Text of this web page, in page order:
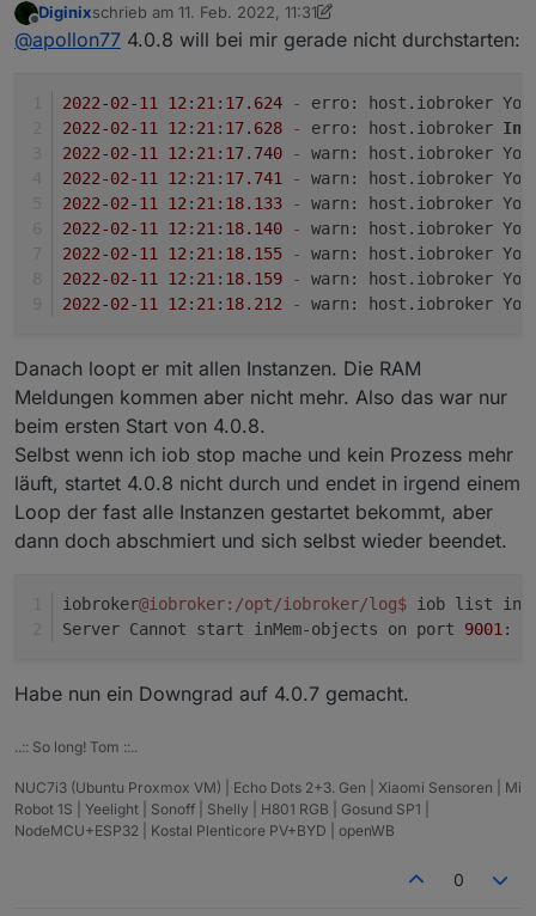
Adapter/Instanzen welche bei der
kleine Optimierung. Nicht das man wenn man
nicht darauf achtet nachher mehrere BackitUp
Instanzen hat die Zeitgleich Backups machen
oder so.
du also sehen. Nur vom "da liegenden Code"
passiert nix. Aber ja. Müsste man mal überlegen wie
man das erkennen könnte
Offline
Diginixschrieb am 11. Feb. 2022, 11:31
zuletzt editiert von Diginix 2. Nov. 2022, 12:35
@apollon77 4.0.8 will bei mir gerade nicht durchstarten:
2022-02-11 12 : 21 : 17.624 -
erro: host.iobroker
2022-02-11 12 : 21 : 17.628 - erro: host.iobroker In
2022-02-11 12 : 21 : 17.740 -
warn: host.iobroker
2022-02-11 12 : 21 : 17.741 -
warn: host.iobroker
2022-02-11 12 : 21 : 18.133 -
warn: host.iobroker
2022-02-11 12 : 21 : 18.140 -
warn: host.iobroker
2022-02-11 12 : 21 : 18.155 -
warn: host.iobroker
2022-02-11 12 : 21 : 18.159 -
warn: host.iobroker
2022-02-11 12 : 21 : 18.212 - warn: host.iobroker
Danach loopt er mit allen Instanzen. Die RAM
Meldungen kommen aber nicht mehr. Also das war nur
beim ersten Start von 4.0.8.
Selbst wenn ich iob stop mache und kein Prozess mehr
läuft, startet 4.0.8 nicht durch und endet in irgend einem
Loop der fast alle Instanzen gestartet bekommt, aber
dann doch abschmiert und sich selbst wieder beendet.
iobroker@iobroker:/opt/iobroker/log$
iob list
Server Cannot start inMem-objects on port 9001 :
Habe nun ein Downgrad auf 4.0.7 gemacht.
..:: So long! Tom ::..
NUC7i3 (Ubuntu Proxmox VM) | Echo Dots 2+3. Gen | Xiaomi Sensoren | Mi
Robot 1S | Yeelight | Sonoff | Shelly | H801 RGB | Gosund SP1 |
NodeMCU+ESP32 | Kostal Plenticore PV+BYD | openWB
0